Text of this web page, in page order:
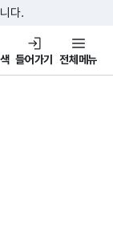
기
다.
행복
들어가기 전체메뉴